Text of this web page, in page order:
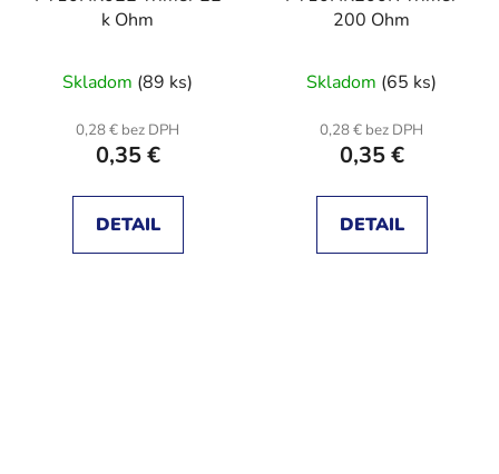
k Ohm
Skladom (89 ks)
0,28 € bez DPH
0,35 €
DETAIL
200 Ohm
Skladom (65 ks)
0,28 € bez DPH
0,35 €
DETAIL